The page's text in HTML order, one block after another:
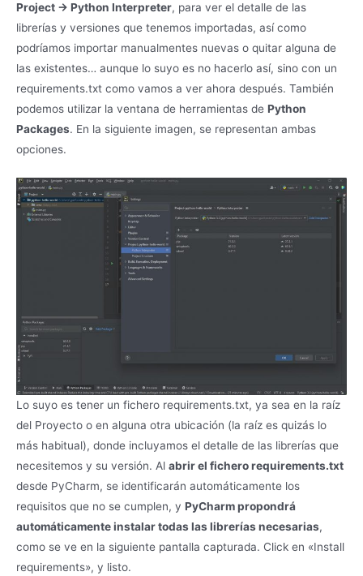
Project -> Python Interpreter, para ver el detalle de las
librerías y versiones que tenemos importadas, así como
podríamos importar manualmentes nuevas o quitar alguna de
las existentes… aunque lo suyo es no hacerlo así, sino con un
requirements.txt como vamos a ver ahora después. También
podemos utilizar la ventana de herramientas de Python
Packages. En la siguiente imagen, se representan ambas
opciones.
Lo suyo es tener un fichero requirements.txt, ya sea en la raíz
del Proyecto o en alguna otra ubicación (la raíz es quizás lo
más habitual), donde incluyamos el detalle de las librerías que
necesitemos y su versión. Al abrir el fichero requirements.txt
desde PyCharm, se identificarán automáticamente los
requisitos que no se cumplen, y PyCharm propondrá
automáticamente instalar todas las librerías necesarias,
como se ve en la siguiente pantalla capturada. Click en «Install
requirements», y listo.